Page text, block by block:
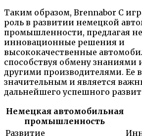
Таким образом, Brennabor C
роль в развитии немецкой
промышленности, предлагая
инновационные решения и
высококачественные
способствуя обмену знаниями
другими производителями. Ее
значительным и является
дальнейшего успешного
Немецкая автомобильная
промышленность
Развитие